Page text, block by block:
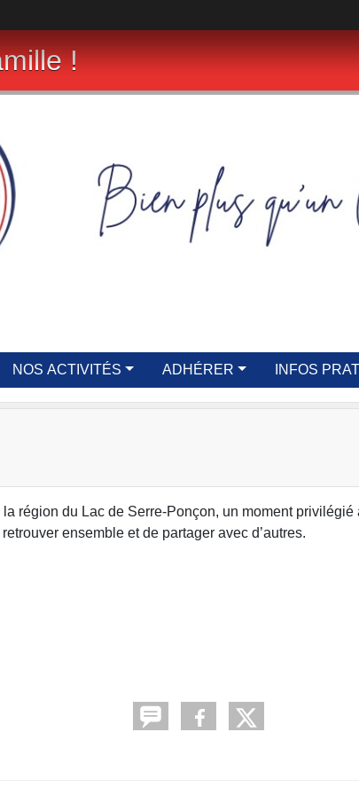
!
NOS ACTIVITÉS ADHÉRER INFOS
région du Lac de Serre-Ponçon, un moment privilégié
ensemble et de partager avec d’autres.